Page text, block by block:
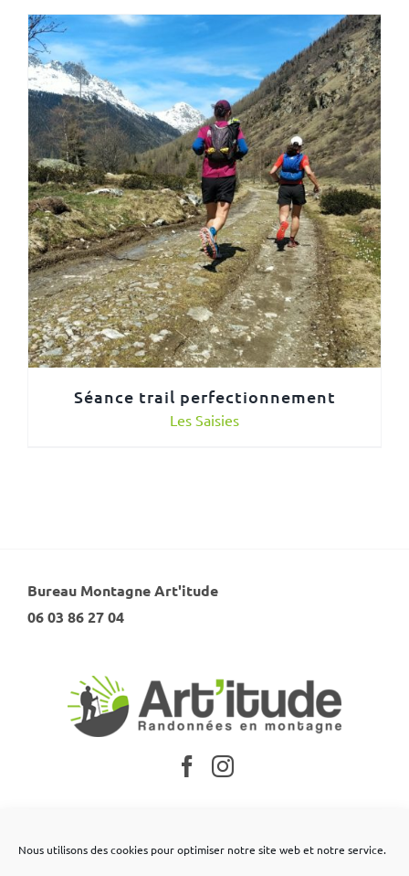
Nous utilisons des cookies pour optimiser notre site web et notre service.
Séance trail perfectionnement
Les Saisies
Bureau Montagne Art'itude
06 03 86 27 04
Nos partenaires